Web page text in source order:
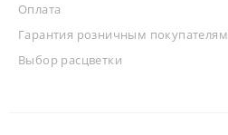
Оплата
Гарантия розничным покупателям
Выбор расцветки